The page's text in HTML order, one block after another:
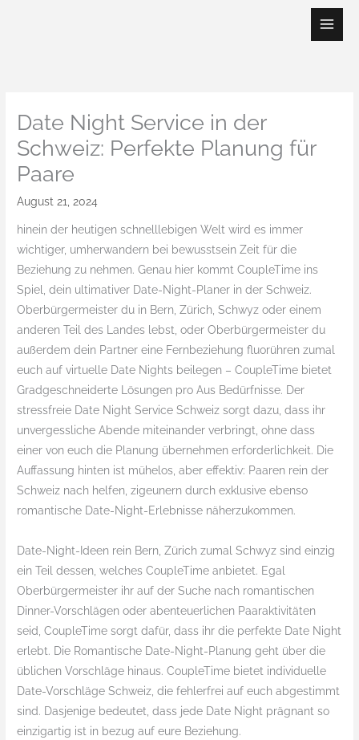
Date Night Service in der
Schweiz: Perfekte Planung für
Paare
August 21, 2024
hinein der heutigen schnelllebigen Welt wird es immer
wichtiger, umherwandern bei bewusstsein Zeit für die
Beziehung zu nehmen. Genau hier kommt CoupleTime ins
Spiel, dein ultimativer Date-Night-Planer in der Schweiz.
Oberbürgermeister du in Bern, Zürich, Schwyz oder einem
anderen Teil des Landes lebst, oder Oberbürgermeister du
außerdem dein Partner eine Fernbeziehung fluorühren zumal
euch auf virtuelle Date Nights beilegen – CoupleTime bietet
Gradgeschneiderte Lösungen pro Aus Bedürfnisse. Der
stressfreie Date Night Service Schweiz sorgt dazu, dass ihr
unvergessliche Abende miteinander verbringt, ohne dass
einer von euch die Planung übernehmen erforderlichkeit. Die
Auffassung hinten ist mühelos, aber effektiv: Paaren rein der
Schweiz nach helfen, zigeunern durch exklusive ebenso
romantische Date-Night-Erlebnisse näherzukommen.
Date-Night-Ideen rein Bern, Zürich zumal Schwyz sind einzig
ein Teil dessen, welches CoupleTime anbietet. Egal
Oberbürgermeister ihr auf der Suche nach romantischen
Dinner-Vorschlägen oder abenteuerlichen Paaraktivitäten
seid, CoupleTime sorgt dafür, dass ihr die perfekte Date Night
erlebt. Die Romantische Date-Night-Planung geht über die
üblichen Vorschläge hinaus. CoupleTime bietet individuelle
Date-Vorschläge Schweiz, die fehlerfrei auf euch abgestimmt
sind. Dasjenige bedeutet, dass jede Date Night prägnant so
einzigartig ist in bezug auf eure Beziehung.